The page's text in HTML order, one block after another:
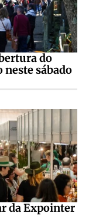
do
neste sábado
da Expointer